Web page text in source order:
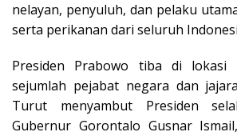
nelayan, penyuluh, dan pelaku
serta perikanan dari seluruh
Presiden Prabowo tiba di lokasi
sejumlah pejabat negara dan
Turut menyambut Presiden
Gubernur Gorontalo Gusnar